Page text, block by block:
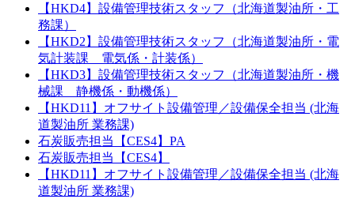
【HKD4】設備管理技術スタッフ（北海道製油所・工
務課）
【HKD2】設備管理技術スタッフ（北海道製油所・電
気計装課 電気係・計装係）
【HKD3】設備管理技術スタッフ（北海道製油所・機
械課 静機係・動機係）
【HKD11】オフサイト設備管理／設備保全担当 (北海
道製油所 業務課)
石炭販売担当【CES4】PA
石炭販売担当【CES4】
【HKD11】オフサイト設備管理／設備保全担当 (北海
道製油所 業務課)